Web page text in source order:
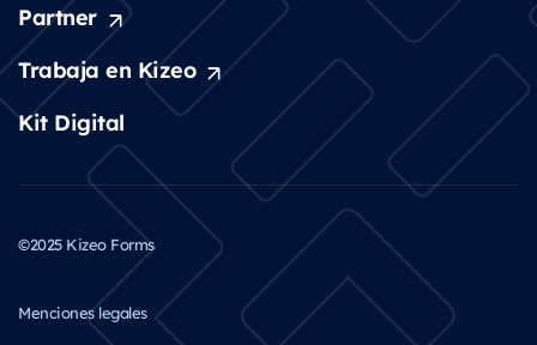
Partner
Trabaja en Kizeo
Kit Digital
©2025 Kizeo Forms
Menciones legales